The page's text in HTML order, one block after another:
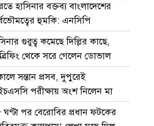
হাসিনার বক্তব্য বাংলাদেশের
হুমকি: এনসিপি
গুরুত্ব কমেছে দিল্লির কাছে,
থেকে সরে গেলেন ডোভাল
সন্তান প্রসব, দুপুরেই
পরীক্ষায় অংশ নিলেন মা
পর বেরোবির প্রধান ফটকের